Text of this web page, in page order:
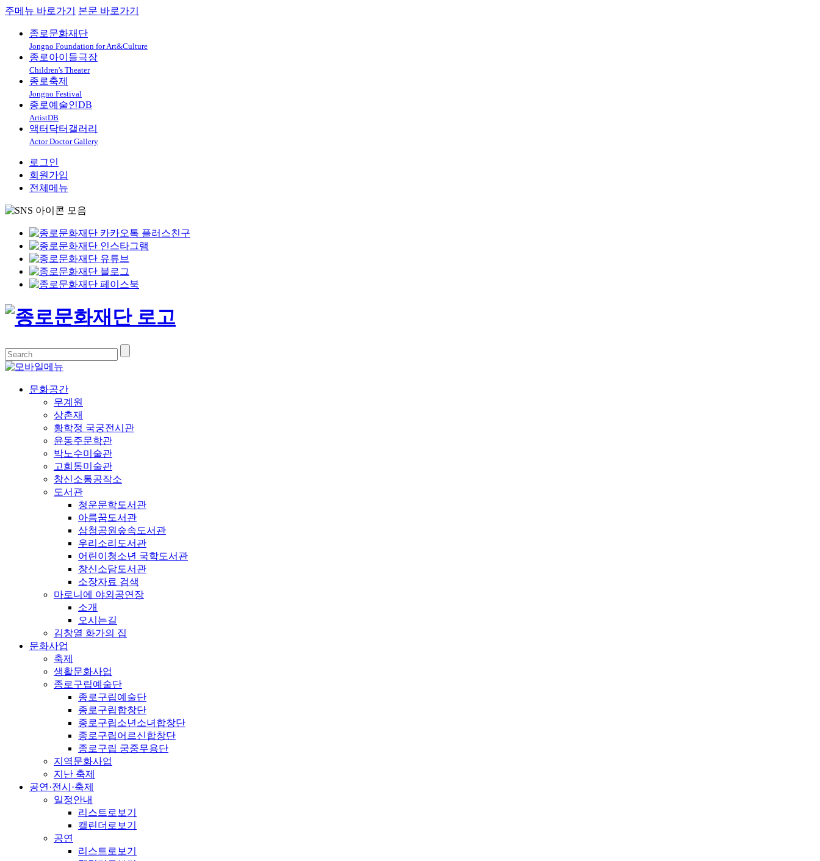
주메뉴 바로가기 본문 바로가기
종로문화재단
Jongno Foundation for Art&Culture
종로아이들극장
Children's Theater
종로축제
Jongno Festival
종로예술인DB
ArtistDB
액터닥터갤러리
Actor Doctor Gallery
로그인
회원가입
전체메뉴
문화공간
무계원
상촌재
황학정 국궁전시관
윤동주문학관
박노수미술관
고희동미술관
창신소통공작소
도서관
청운문학도서관
아름꿈도서관
삼청공원숲속도서관
우리소리도서관
어린이청소년 국학도서관
창신소담도서관
소장자료 검색
마로니에 야외공연장
소개
오시는길
김창열 화가의 집
문화사업
축제
생활문화사업
종로구립예술단
종로구립예술단
종로구립합창단
종로구립소년소녀합창단
종로구립어르신합창단
종로구립 궁중무용단
지역문화사업
지난 축제
공연·전시·축제
일정안내
리스트로보기
캘린더로보기
공연
리스트로보기